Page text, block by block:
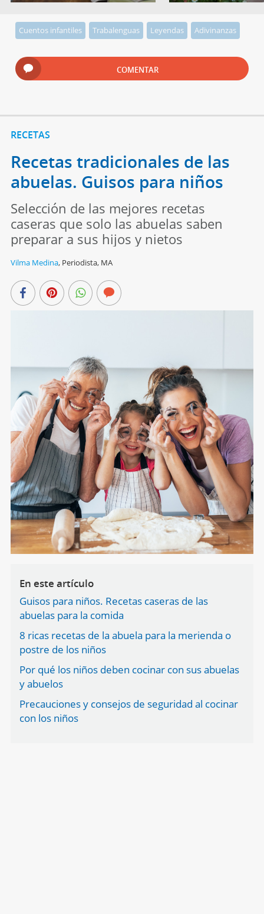
Cuentos infantiles Trabalenguas Leyendas Adivinanzas
COMENTAR
RECETAS
Recetas tradicionales de las
abuelas. Guisos para niños
Selección de las mejores recetas
caseras que solo las abuelas saben
preparar a sus hijos y nietos
Vilma Medina, Periodista, MA
En este artículo
Guisos para niños. Recetas caseras de las
abuelas para la comida
8 ricas recetas de la abuela para la merienda o
postre de los niños
Por qué los niños deben cocinar con sus abuelas
y abuelos
Precauciones y consejos de seguridad al cocinar
con los niños